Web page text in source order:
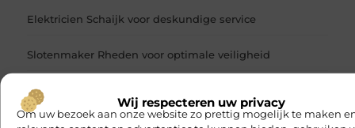
Wij respecteren uw privacy
Om uw bezoek aan onze website zo prettig mogelijk te maken
Elektricien Schaijk voor deskundige service
Slotenmaker Rheden voor optimale veiligheid
De beste manieren om een woning optimaal te isoleren